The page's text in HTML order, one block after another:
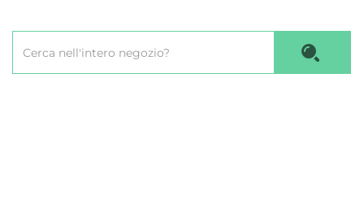
principale
Prodotto